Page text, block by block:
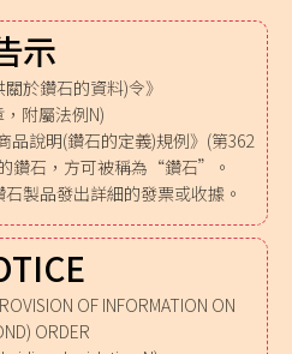
示
關於鑽石的資料)令》
，附屬法例N)
品說明(鑽石的定義)規例》(第362
鑽石，方可被稱為“鑽石”。
製品發出詳細的發票或收據。
OF INFORMATION ON
ORDER